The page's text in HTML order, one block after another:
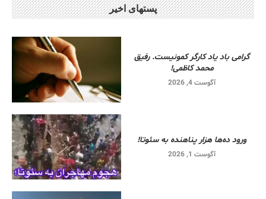
پستهای اخیر
گرامی باد یاد کارگر کمونیست. رفیق
محمد کاظمی!
آگوست 4, 2026
ورود ده‌ها هزار پناهنده به سئوتا!
آگوست 1, 2026